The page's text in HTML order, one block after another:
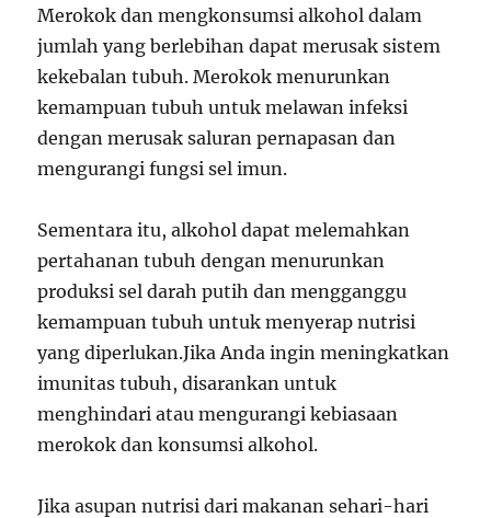
Merokok dan mengkonsumsi alkohol dalam
jumlah yang berlebihan dapat merusak sistem
kekebalan tubuh. Merokok menurunkan
kemampuan tubuh untuk melawan infeksi
dengan merusak saluran pernapasan dan
mengurangi fungsi sel imun.
Sementara itu, alkohol dapat melemahkan
pertahanan tubuh dengan menurunkan
produksi sel darah putih dan mengganggu
kemampuan tubuh untuk menyerap nutrisi
yang diperlukan.Jika Anda ingin meningkatkan
imunitas tubuh, disarankan untuk
menghindari atau mengurangi kebiasaan
merokok dan konsumsi alkohol.
Jika asupan nutrisi dari makanan sehari-hari